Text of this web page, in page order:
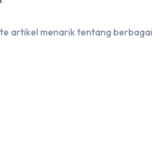
artikel menarik tentang berbagai